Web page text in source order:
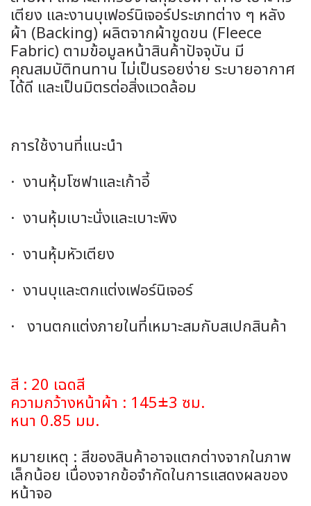
เตียง และงานบุเฟอร์นิเจอร์ประเภทต่าง ๆ หลัง
ผ้า (Backing) ผลิตจากผ้าขูดขน (Fleece
Fabric) ตามข้อมูลหน้าสินค้าปัจจุบัน มี
คุณสมบัติทนทาน ไม่เป็นรอยง่าย ระบายอากาศ
ได้ดี และเป็นมิตรต่อสิ่งแวดล้อม
การใช้งานที่แนะนำ
· งานหุ้มโซฟาและเก้าอี้
· งานหุ้มเบาะนั่งและเบาะพิง
· งานหุ้มหัวเตียง
· งานบุและตกแต่งเฟอร์นิเจอร์
· งานตกแต่งภายในที่เหมาะสมกับสเปกสินค้า
สี : 20 เฉดสี
ความกว้างหน้าผ้า : 145±3 ซม.
หนา 0.85 มม.
หมายเหตุ : สีของสินค้าอาจแตกต่างจากในภาพ
เล็กน้อย เนื่องจากข้อจำกัดในการแสดงผลของ
หน้าจอ